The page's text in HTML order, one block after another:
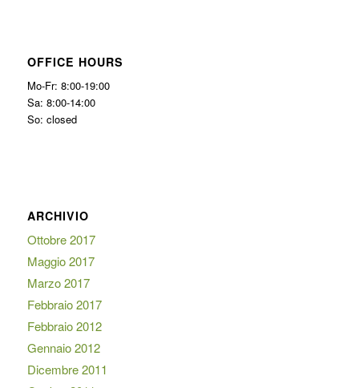
OFFICE HOURS
Mo-Fr: 8:00-19:00
Sa: 8:00-14:00
So: closed
ARCHIVIO
Ottobre 2017
Maggio 2017
Marzo 2017
Febbraio 2017
Febbraio 2012
Gennaio 2012
Dicembre 2011